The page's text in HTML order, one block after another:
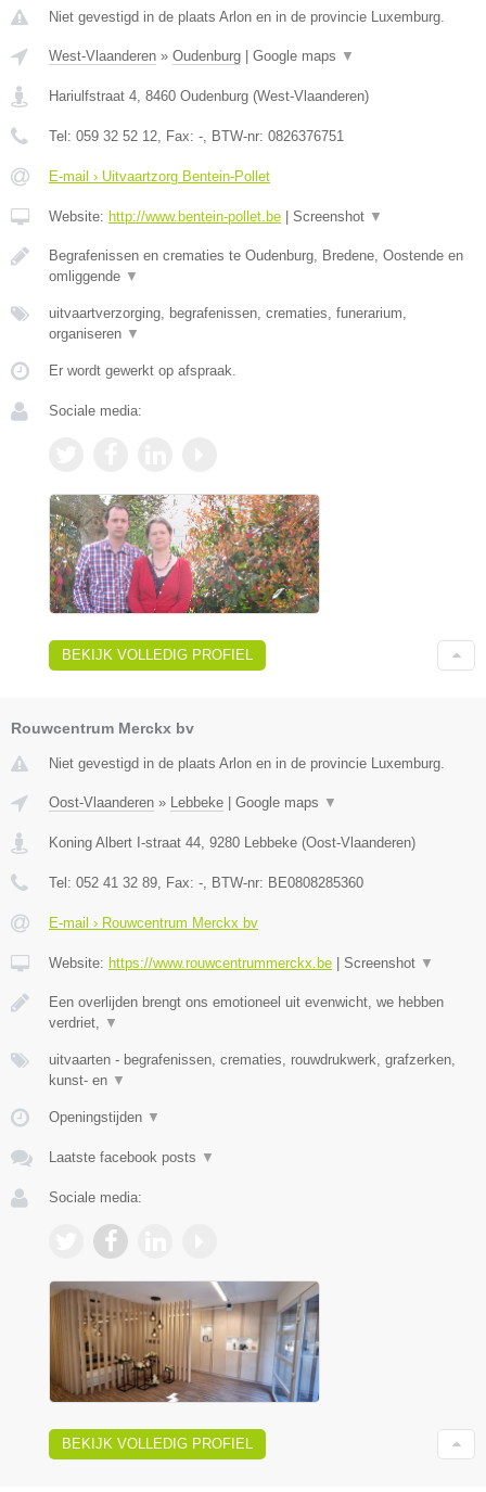
Niet gevestigd in de plaats Arlon en in de provincie Luxemburg.
West-Vlaanderen » Oudenburg | Google maps ▼
Hariulfstraat 4 8460 Oudenburg (West-Vlaanderen)
Tel: 059 32 52 12 , Fax: - , BTW-nr: 0826376751
E-mail › Uitvaartzorg Bentein-Pollet
Website: http://www.bentein-pollet.be | Screenshot ▼
Begrafenissen en crematies te Oudenburg, Bredene, Oostende en
omliggende ▼
uitvaartverzorging, begrafenissen, crematies, funerarium,
organiseren ▼
Er wordt gewerkt op afspraak.
Sociale media:
BEKIJK VOLLEDIG PROFIEL
Rouwcentrum Merckx bv
Niet gevestigd in de plaats Arlon en in de provincie Luxemburg.
Oost-Vlaanderen » Lebbeke | Google maps ▼
Koning Albert I-straat 44 9280 Lebbeke (Oost-Vlaanderen)
Tel: 052 41 32 89 , Fax: - , BTW-nr: BE0808285360
E-mail › Rouwcentrum Merckx bv
Website: https://www.rouwcentrummerckx.be | Screenshot ▼
Een overlijden brengt ons emotioneel uit evenwicht, we hebben
verdriet,
▼
uitvaarten - begrafenissen, crematies, rouwdrukwerk, grafzerken,
kunst- en ▼
Openingstijden ▼
Laatste facebook posts ▼
Sociale media:
BEKIJK VOLLEDIG PROFIEL